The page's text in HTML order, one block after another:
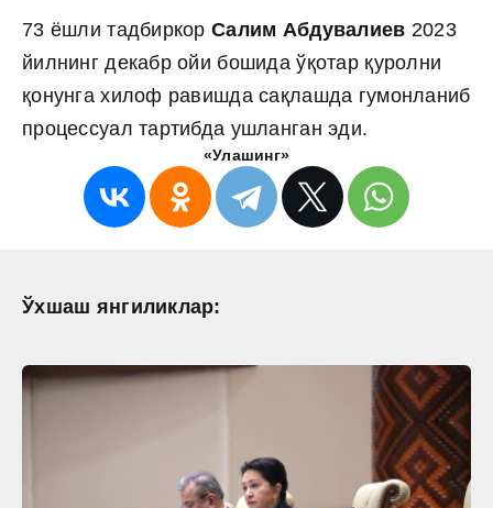
73 ёшли тадбиркорСалим Абдувалиев 2023
йилнинг декабр ойи бошида ўқотар қуролни
қонунга хилоф равишда сақлашда гумонланиб
процессуал тартибда ушланган эди.
«Улашинг»
Ўхшаш янгиликлар: